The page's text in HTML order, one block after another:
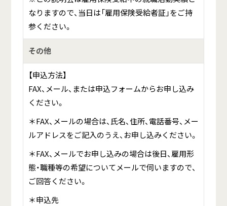
なりますので、当日は「雇用保険受給者証」をご持
参ください。
その他
【申込方法】
FAX、メール、または申込フォームからお申し込み
ください。
＊FAX、メールの場合は、氏名、住所、電話番号、メー
ルアドレスをご記入のうえ、お申し込みください。
＊FAX、メールでお申し込みの場合は後日、雇用形
態・職種等の希望についてメールで伺いますので、
ご回答ください。
＊申込先